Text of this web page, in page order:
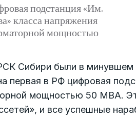
подстанция «Им.
класса напряжения
мощностью
Сибири были в минувшем
первая в РФ цифровая
мощностью 50 МВА.
и все успешные